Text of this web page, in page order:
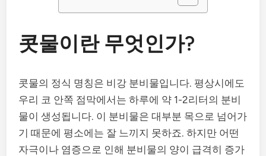
콧물이란 무엇인가?
콧물의 정식 명칭은 비강 분비물입니다. 평상시에도
우리 코 안쪽 점막에서는 하루에 약 1-2리터의 분비
물이 생성됩니다. 이 분비물은 대부분 목으로 넘어가
기 때문에 평소에는 잘 느끼지 못하죠. 하지만 어떤
자극이나 염증으로 인해 분비물의 양이 급격히 증가